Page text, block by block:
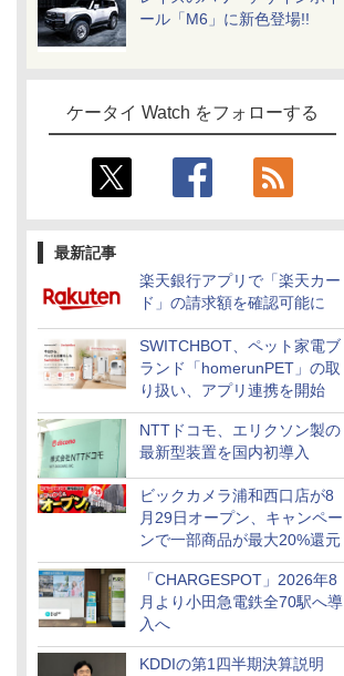
ール「M6」に新色登場!!
ケータイ Watch をフォローする
最新記事
楽天銀行アプリで「楽天カー
ド」の請求額を確認可能に
SWITCHBOT、ペット家電ブ
ランド「homerunPET」の取
り扱い、アプリ連携を開始
NTTドコモ、エリクソン製の
最新型装置を国内初導入
ビックカメラ浦和西口店が8
月29日オープン、キャンペー
ンで一部商品が最大20%還元
「CHARGESPOT」2026年8
月より小田急電鉄全70駅へ導
入へ
KDDIの第1四半期決算説明